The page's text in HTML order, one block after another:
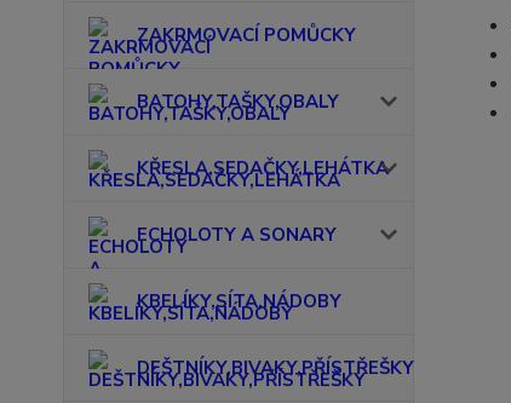
ZAKRMOVACÍ POMŮCKY
BATOHY,TAŠKY,OBALY
KŘESLA,SEDAČKY,LEHÁTKA
ECHOLOTY A SONARY
KBELÍKY,SÍTA,NÁDOBY
DEŠTNÍKY,BIVAKY,PŘÍSTŘEŠKY